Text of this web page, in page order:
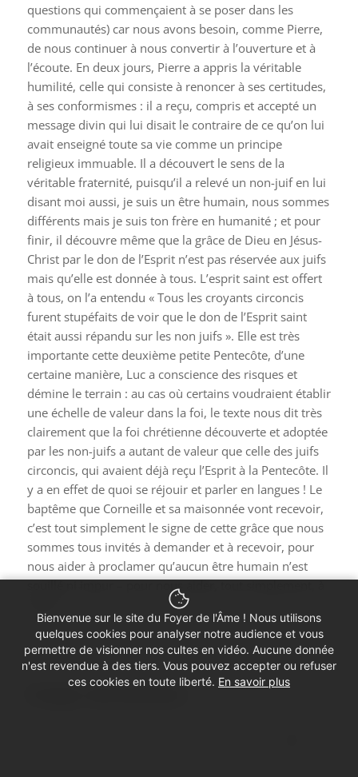
questions qui commençaient à se poser dans les
communautés) car nous avons besoin, comme Pierre,
de nous continuer à nous convertir à l’ouverture et à
l’écoute. En deux jours, Pierre a appris la véritable
humilité, celle qui consiste à renoncer à ses certitudes,
à ses conformismes : il a reçu, compris et accepté un
message divin qui lui disait le contraire de ce qu’on lui
avait enseigné toute sa vie comme un principe
religieux immuable. Il a découvert le sens de la
véritable fraternité, puisqu’il a relevé un non-juif en lui
disant moi aussi, je suis un être humain, nous sommes
différents mais je suis ton frère en humanité ; et pour
finir, il découvre même que la grâce de Dieu en Jésus-
Christ par le don de l’Esprit n’est pas réservée aux juifs
mais qu’elle est donnée à tous. L’esprit saint est offert
à tous, on l’a entendu « Tous les croyants circoncis
furent stupéfaits de voir que le don de l’Esprit saint
était aussi répandu sur les non juifs ». Elle est très
importante cette deuxième petite Pentecôte, d’une
certaine manière, Luc a conscience des risques et
démine le terrain : au cas où certains voudraient établir
une échelle de valeur dans la foi, le texte nous dit très
clairement que la foi chrétienne découverte et adoptée
par les non-juifs a autant de valeur que celle des juifs
circoncis, qui avaient déjà reçu l’Esprit à la Pentecôte. Il
y a en effet de quoi se réjouir et parler en langues ! Le
baptême que Corneille et sa maisonnée vont recevoir,
c’est tout simplement le signe de cette grâce que nous
sommes tous invités à demander et à recevoir, pour
nous aider à proclamer qu’aucun être humain n’est
souillé ni impur – pour nous aider, tout simplement, à
Bienvenue sur le site du Foyer de l'Âme ! Nous utilisons
quelques cookies pour analyser notre audience et vous
permettre de visionner nos cultes en vidéo. Aucune donnée
n'est revendue à des tiers. Vous pouvez accepter ou refuser
ces cookies en toute liberté. En savoir plus